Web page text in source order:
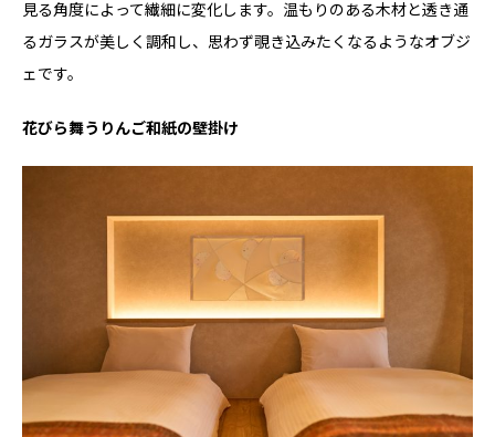
見る角度によって繊細に変化します。温もりのある木材と透き通
るガラスが美しく調和し、思わず覗き込みたくなるようなオブジ
ェです。
花びら舞うりんご和紙の壁掛け